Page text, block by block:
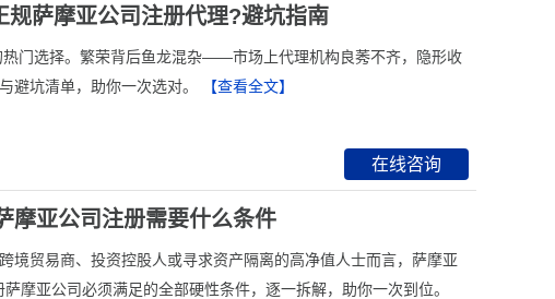
规萨摩亚公司注册代理?避坑指南
门选择。繁荣背后鱼龙混杂——市场上代理机构良莠不齐，隐形收
避坑清单，助你一次选对。
【查看全文】
在线咨询
摩亚公司注册需要什么条件
境贸易商、投资控股人或寻求资产隔离的高净值人士而言，萨摩亚
摩亚公司必须满足的全部硬性条件，逐一拆解，助你一次到位。